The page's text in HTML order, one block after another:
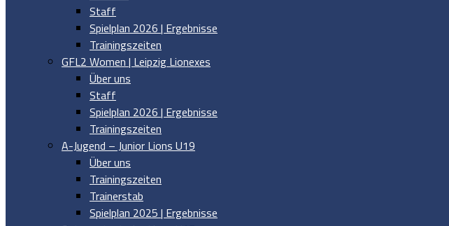
Staff
Spielplan 2026 | Ergebnisse
Trainingszeiten
GFL2 Women | Leipzig Lionexes
Über uns
Staff
Spielplan 2026 | Ergebnisse
Trainingszeiten
A-Jugend – Junior Lions U19
Über uns
Trainingszeiten
Trainerstab
Spielplan 2025 | Ergebnisse